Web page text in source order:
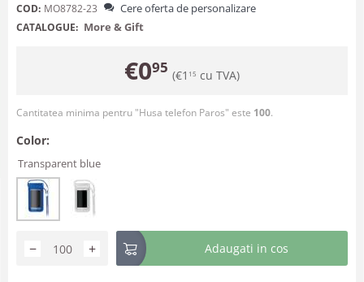
COD: MO8782-23 Cere oferta de personalizare
CATALOGUE: More & Gift
€095 (€1 15 cu TVA)
Cantitatea minima pentru "Husa telefon Paros" este 100.
Color:
Transparent blue
+
− Adaugati in cos